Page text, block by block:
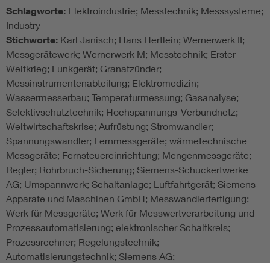
Schlagworte: Elektroindustrie; Messtechnik; Messsysteme;
Industry
Stichworte: Karl Janisch; Hans Hertlein; Wernerwerk II;
Messgerätewerk; Wernerwerk M; Messtechnik; Erster
Weltkrieg; Funkgerät; Granatzünder;
Messinstrumentenabteilung; Elektromedizin;
Wassermesserbau; Temperaturmessung; Gasanalyse;
Selektivschutztechnik; Hochspannungs-Verbundnetz;
Weltwirtschaftskrise; Aufrüstung; Stromwandler;
Spannungswandler; Fernmessgeräte; wärmetechnische
Messgeräte; Fernsteuereinrichtung; Mengenmessgeräte;
Regler; Rohrbruch-Sicherung; Siemens-Schuckertwerke
AG; Umspannwerk; Schaltanlage; Luftfahrtgerät; Siemens
Apparate und Maschinen GmbH; Messwandlerfertigung;
Werk für Messgeräte; Werk für Messwertverarbeitung und
Prozessautomatisierung; elektronischer Schaltkreis;
Prozessrechner; Regelungstechnik;
Automatisierungstechnik; Siemens AG;